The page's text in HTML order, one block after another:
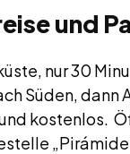
und
nur 30
Süden, dann
kostenlos.